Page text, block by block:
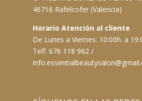
46716 Rafelcofer (Valencia)
Horario Atención al cliente
De Lunes a Viernes: 10:00h. a
Telf. 676 118 962 /